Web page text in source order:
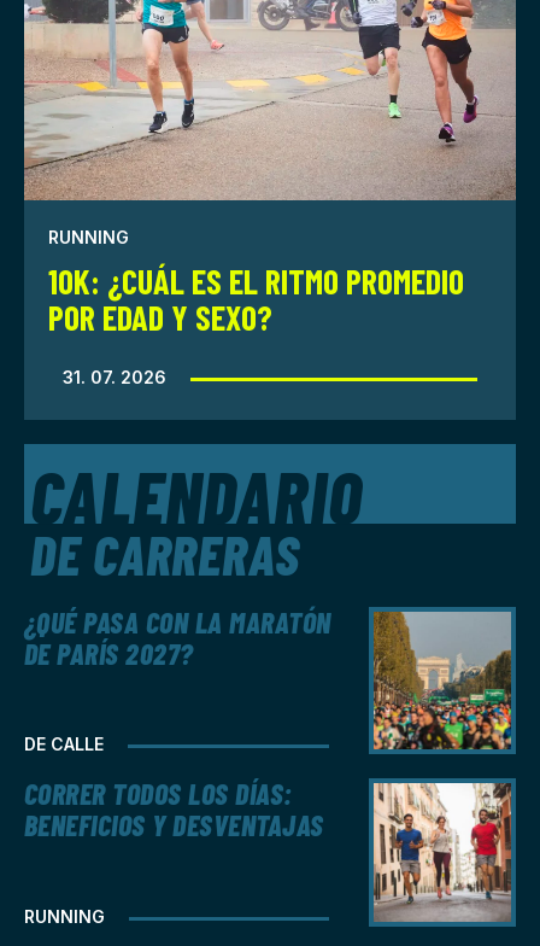
RUNNING
10K: ¿CUÁL ES EL RITMO PROMEDIO
POR EDAD Y SEXO?
31. 07. 2026
CALENDARIO
DE CARRERAS
DE CALLE
¿QUÉ PASA CON LA MARATÓN
DE PARÍS 2027?
RUNNING
CORRER TODOS LOS DÍAS:
BENEFICIOS Y DESVENTAJAS